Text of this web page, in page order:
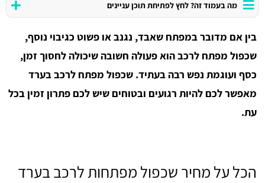
מה בעמוד זה? לחץ לפתיחת תוכן עניינים
בין אם מדובר במפתח שאבד, נגנב או פשוט כגיבוי נוסף,
שכפול מפתח לרכב הוא פעולה חשובה שיכולה לחסוך זמן,
כסף ועוגמת נפש רבה בעתיד. שכפול מפתח לרכב בערד
מאפשר לכם להיות רגועים ובטוחים שיש לכם פתרון זמין בכל
עת.
הכל על מחיר שכפול מפתחות לרכב בערד